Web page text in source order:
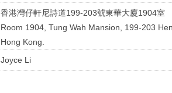
香港灣仔軒尼詩道199-203號東華大廈1904室
Room 1904, Tung Wah Mansion, 199-203
Hong Kong.
Joyce Li